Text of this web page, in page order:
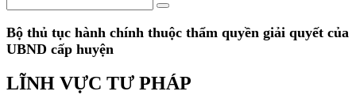
Bộ thủ tục hành chính thuộc thẩm quyền giải quyết của
UBND cấp huyện
LĨNH VỰC TƯ PHÁP